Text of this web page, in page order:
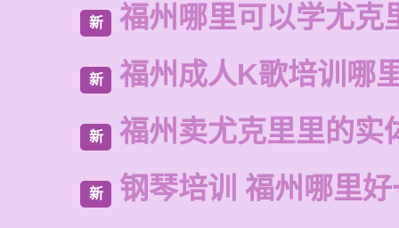
新 福州哪里可以学尤克
新 福州成人K歌培训哪
新 福州卖尤克里里的实
新 钢琴培训 福州哪里